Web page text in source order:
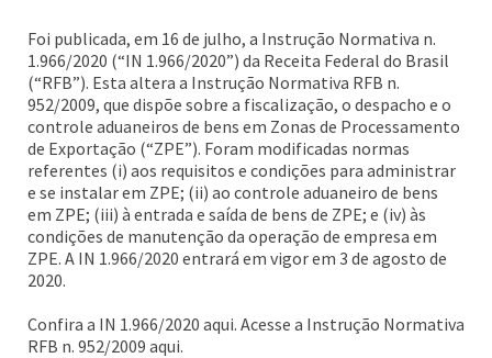
Foi publicada, em 16 de julho, a Instrução Normativa n.
1.966/2020 (“IN 1.966/2020”) da Receita Federal do Brasil
(“RFB”). Esta altera a Instrução Normativa RFB n.
952/2009, que dispõe sobre a fiscalização, o despacho e o
controle aduaneiros de bens em Zonas de Processamento
de Exportação (“ZPE”). Foram modificadas normas
referentes (i) aos requisitos e condições para administrar
e se instalar em ZPE; (ii) ao controle aduaneiro de bens
em ZPE; (iii) à entrada e saída de bens de ZPE; e (iv) às
condições de manutenção da operação de empresa em
ZPE. A IN 1.966/2020 entrará em vigor em 3 de agosto de
2020.
Confira a IN 1.966/2020 aqui. Acesse a Instrução Normativa
RFB n. 952/2009 aqui.